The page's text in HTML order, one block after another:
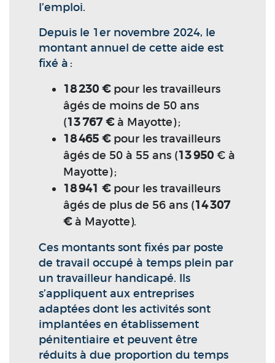
l’emploi.
Depuis le 1er novembre 2024, le
montant annuel de cette aide est
fixé à :
18 230 € pour les travailleurs
âgés de moins de 50 ans
(13 767 €à Mayotte) ;
18 465 €pour les travailleurs
âgés de 50 à 55 ans (13 950 € à
Mayotte) ;
18 941 €pour les travailleurs
âgés de plus de 56 ans (14 307
€à Mayotte).
Ces montants sont fixés par poste
de travail occupé à temps plein par
un travailleur handicapé. Ils
s’appliquent aux entreprises
adaptées dont les activités sont
implantées en établissement
pénitentiaire et peuvent être
réduits à due proportion du temps